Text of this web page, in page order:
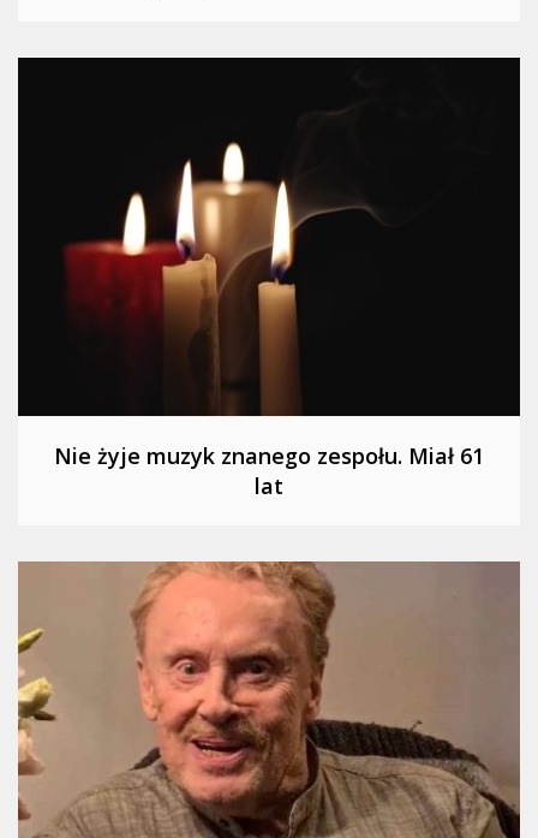
Nie żyje muzyk znanego zespołu. Miał 61
lat